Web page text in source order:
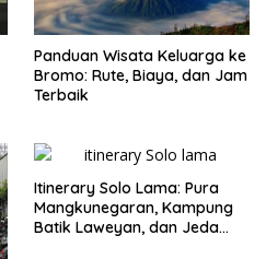
Panduan Wisata Keluarga ke
Bromo: Rute, Biaya, dan Jam
Terbaik
Itinerary Solo Lama: Pura
Mangkunegaran, Kampung
Batik Laweyan, dan Jeda